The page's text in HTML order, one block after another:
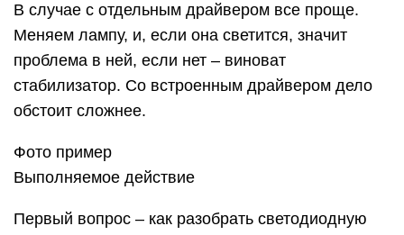
В случае с отдельным драйвером все проще.
Меняем лампу, и, если она светится, значит
проблема в ней, если нет – виноват
стабилизатор. Со встроенным драйвером дело
обстоит сложнее.
Фото пример
Выполняемое действие
Первый вопрос – как разобрать светодиодную